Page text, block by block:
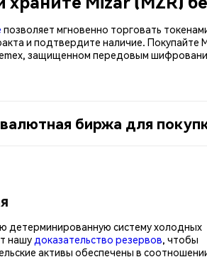
позволяет мгновенно торговать
и подтвердите наличие.
защищенном передовым
биржа для
детерминированную систему холодных
нашу доказательство резервов, чтобы
активы обеспечены в